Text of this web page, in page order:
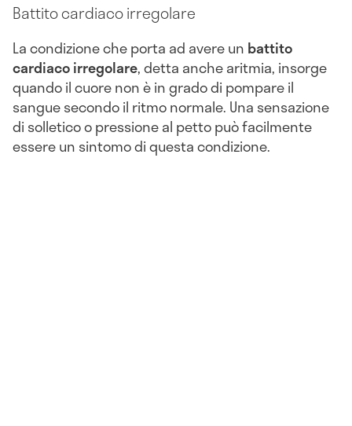
Battito cardiaco irregolare
La condizione che porta ad avere un battito
cardiaco irregolare, detta anche aritmia, insorge
quando il cuore non è in grado di pompare il
sangue secondo il ritmo normale. Una sensazione
di solletico o pressione al petto può facilmente
essere un sintomo di questa condizione.